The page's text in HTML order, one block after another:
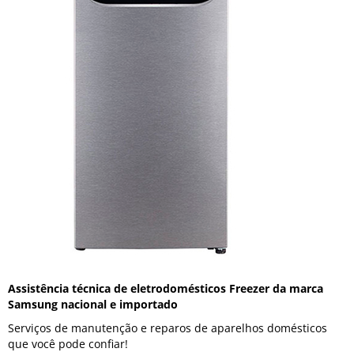
Assistência técnica de eletrodomésticos Freezer da marca
Samsung nacional e importado
Serviços de manutenção e reparos de aparelhos domésticos
que você pode confiar!